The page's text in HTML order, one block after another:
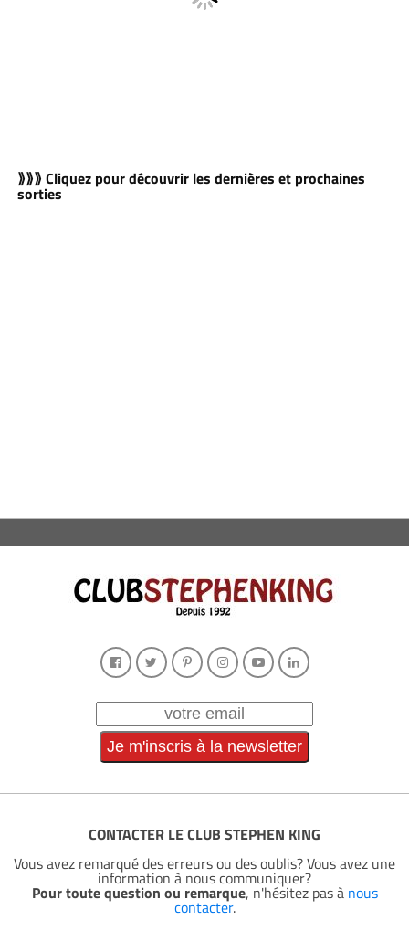
⟫⟫⟫ Cliquez pour découvrir les dernières et prochaines
sorties
CONTACTER LE CLUB STEPHEN KING
Vous avez remarqué des erreurs ou des oublis? Vous avez une
information à nous communiquer?
Pour toute question ou remarque, n'hésitez pas à nous
contacter.